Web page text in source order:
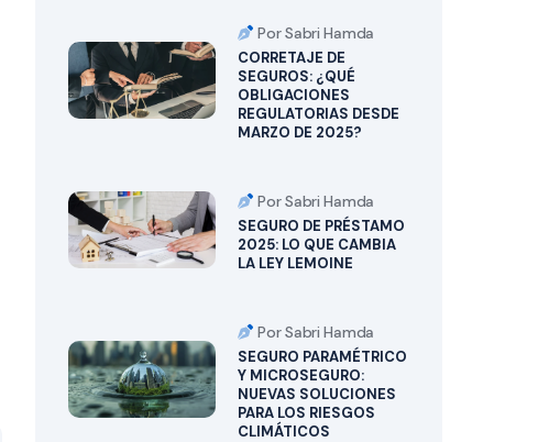
Por Sabri Hamda
CORRETAJE DE
SEGUROS: ¿QUÉ
OBLIGACIONES
REGULATORIAS DESDE
MARZO DE 2025?
Por Sabri Hamda
SEGURO DE PRÉSTAMO
2025: LO QUE CAMBIA
LA LEY LEMOINE
Por Sabri Hamda
SEGURO PARAMÉTRICO
Y MICROSEGURO:
NUEVAS SOLUCIONES
PARA LOS RIESGOS
CLIMÁTICOS